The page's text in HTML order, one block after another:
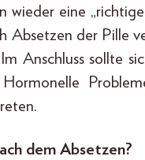
wieder eine
Absetzen der Pille
Anschluss sollte
dem Absetzen?